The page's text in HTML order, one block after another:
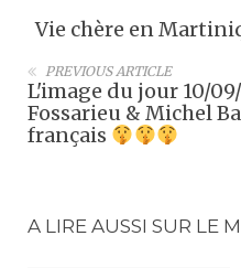
Vie chère en
PREVIOUS ARTICLE
L'image du jour 10/
Fossarieu & Michel
français
A LIRE AUSSI SUR LE